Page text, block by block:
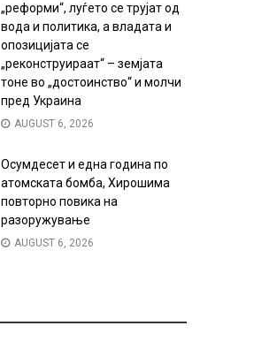
„реформи“, луѓето се трујат од
вода и политика, а владата и
опозицијата се
„реконструираат“ – земјата
тоне во „достоинство“ и молчи
пред Украина
AUGUST 6, 2026
Осумдесет и една година по
атомската бомба, Хирошима
повторно повика на
разоружување
AUGUST 6, 2026